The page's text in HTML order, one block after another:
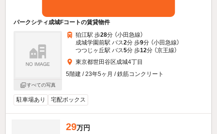
パークシティ成城Fコートの賃貸物件
すべての写真
狛江駅 歩28分 （小田急線）
成城学園前駅 バス2分 歩9分 （小田急線）
つつじヶ丘駅 バス5分 歩12分 （京王線）
東京都世田谷区成城4丁目
5階建 / 23年5ヶ月 / 鉄筋コンクリート
駐車場あり 宅配ボックス
29万円